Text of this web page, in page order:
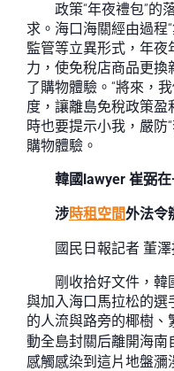
政策“年夜禮包”的
求。海口海關經由過程
監管等立異形式，年
力，使免稅店商品更
了購物體驗。“將來，
度，讓離島免稅政策盈
時也要提示小我，嚴防
購物體驗。
韓國lawyer 崔弼
涉時租空間外法令
國民日報記者 董
剛收拾好文件，
與加入海口馬拉松的選
的人流與路旁的椰樹
動全島封關后離開海南
感觸感染到這片地盤瀰